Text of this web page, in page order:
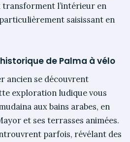
l’intérieur en
saisissant en
de Palma à vélo
ancien se découvrent
exploration ludique vous
aux bains arabes, en
et ses terrasses animées.
parfois, révélant des